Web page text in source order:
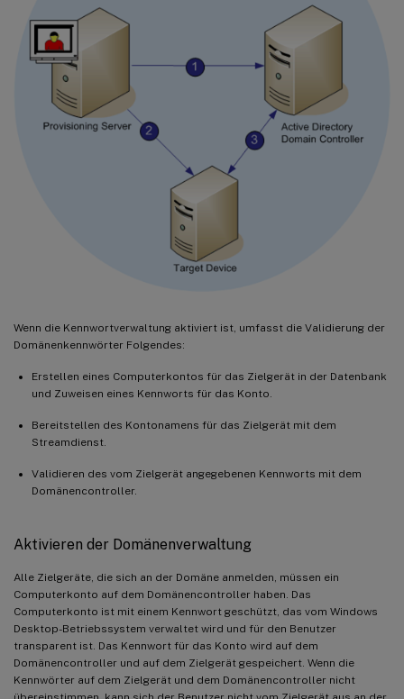
Wenn die Kennwortverwaltung aktiviert ist, umfasst die Validierung der
Domänenkennwörter Folgendes:
Erstellen eines Computerkontos für das Zielgerät in der Datenbank
und Zuweisen eines Kennworts für das Konto.
Bereitstellen des Kontonamens für das Zielgerät mit dem
Streamdienst.
Validieren des vom Zielgerät angegebenen Kennworts mit dem
Domänencontroller.
Aktivieren der Domänenverwaltung
Alle Zielgeräte, die sich an der Domäne anmelden, müssen ein
Computerkonto auf dem Domänencontroller haben. Das
Computerkonto ist mit einem Kennwort geschützt, das vom Windows
Desktop-Betriebssystem verwaltet wird und für den Benutzer
transparent ist. Das Kennwort für das Konto wird auf dem
Domänencontroller und auf dem Zielgerät gespeichert. Wenn die
Kennwörter auf dem Zielgerät und dem Domänencontroller nicht